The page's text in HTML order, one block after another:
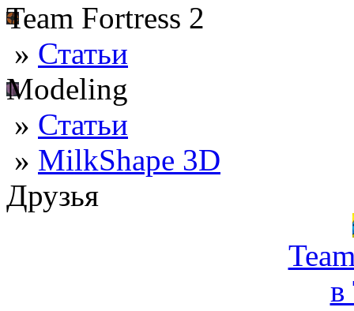
Team Fortress 2
» Статьи
Modeling
» Статьи
» MilkShape 3D
Друзья
в